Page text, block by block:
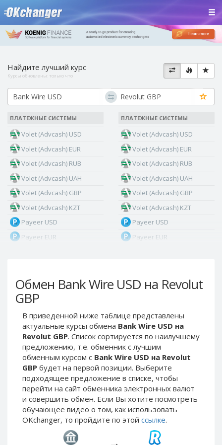
Обмен Bank Wire USD на Revolut
GBP
В приведенной ниже таблице представлены
актуальные курсы обмена Bank Wire USD на
Revolut GBP. Список сортируется по наилучшему
предложению, т.е. обменник с лучшим
обменным курсом с Bank Wire USD на Revolut
GBP будет на первой позиции. Выберите
подходящее предложение в списке, чтобы
перейти на сайт обменника электронных валют
и совершить обмен. Если Вы хотите посмотреть
обучающее видео о том, как использовать
OKchanger, то пройдите по этой ссылке.
Найдите лучший курс
Курсы обновлены: только что
ПЛАТЕЖНЫЕ СИСТЕМЫ
Volet (Advcash) USD
Volet (Advcash) EUR
Volet (Advcash) RUB
Volet (Advcash) UAH
Volet (Advcash) GBP
Volet (Advcash) KZT
Payeer USD
Payeer EUR
Payeer Tether ERC20
(USDT)
Payeer UAH
ЮMoney RUB
ЮMoney KZT
PayPal USD
PayPal EUR
PayPal GBP
PayPal CAD
PayPal AUD
PayPal RUB
ПЛАТЕЖНЫЕ СИСТЕМЫ
Volet (Advcash) USD
Volet (Advcash) EUR
Volet (Advcash) RUB
Volet (Advcash) UAH
Volet (Advcash) GBP
Volet (Advcash) KZT
Payeer USD
Payeer EUR
Payeer Tether ERC20
(USDT)
ЮMoney RUB
ЮMoney KZT
PayPal USD
PayPal EUR
PayPal GBP
PayPal CAD
PayPal AUD
PayPal RUB
PayPal CZK